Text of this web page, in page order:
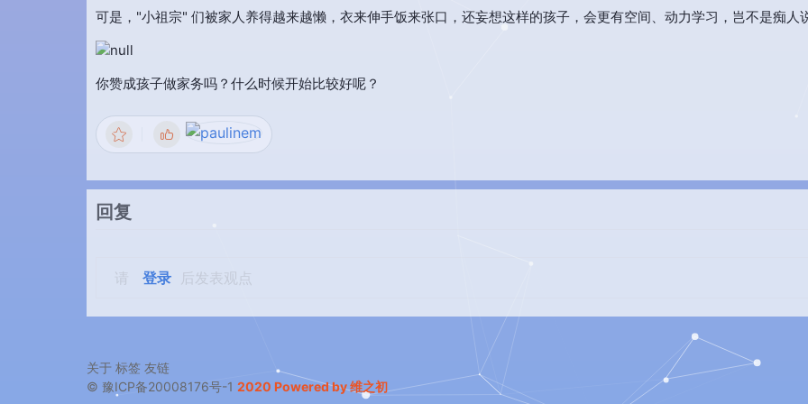
可是，"小祖宗" 们被家人养得越来越懒，衣来伸手饭来张口，还妄想这样的孩子，会更有空间、动力学习，岂不是痴人
你赞成孩子做家务吗？什么时候开始比较好呢？
回复
请 登录 后发表观点
关于 标签 友链
© 豫ICP备20008176号-1 2020 Powered by 维之初